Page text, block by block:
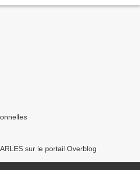
sur le portail Overblog